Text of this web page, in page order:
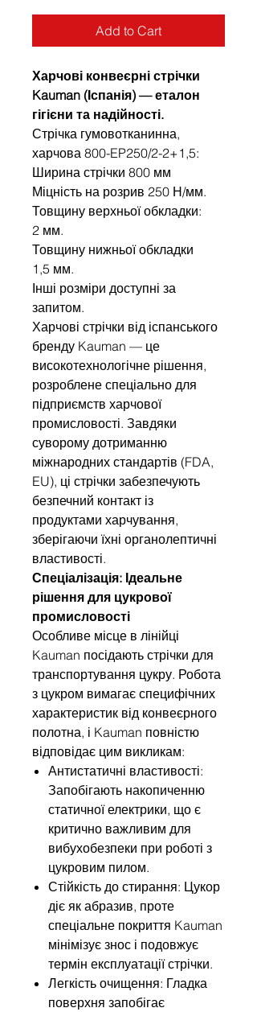
Add to Cart
Харчові конвеєрні стрічки
Kauman (Іспанія) — еталон
гігієни та надійності.
Стрічка гумовотканинна,
харчова 800-EP250/2-2+1,5:
Ширина стрічки 800 мм
Міцність на розрив 250 Н/мм.
Товщину верхньої обкладки:
2 мм.
Товщину нижньої обкладки
1,5 мм.
Інші розміри доступні за
запитом.
Харчові стрічки від іспанського
бренду Kauman — це
високотехнологічне рішення,
розроблене спеціально для
підприємств харчової
промисловості. Завдяки
суворому дотриманню
міжнародних стандартів (FDA,
EU), ці стрічки забезпечують
безпечний контакт із
продуктами харчування,
зберігаючи їхні органолептичні
властивості.
Спеціалізація: Ідеальне
рішення для цукрової
промисловості
Особливе місце в лінійці
Kauman посідають стрічки для
транспортування цукру. Робота
з цукром вимагає специфічних
характеристик від конвеєрного
полотна, і Kauman повністю
відповідає цим викликам:
Антистатичні властивості:
Запобігають накопиченню
статичної електрики, що є
критично важливим для
вибухобезпеки при роботі з
цукровим пилом.
Стійкість до стирання: Цукор
діє як абразив, проте
спеціальне покриття Kauman
мінімізує знос і подовжує
термін експлуатації стрічки.
Легкість очищення: Гладка
поверхня запобігає